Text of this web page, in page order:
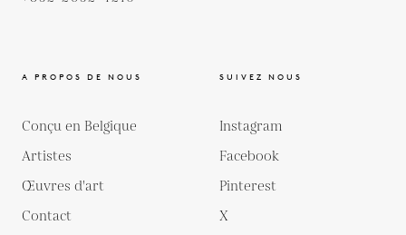
A PROPOS DE NOUS
Conçu en Belgique
Artistes
Œuvres d'art
Contact
SUIVEZ NOUS
Instagram
Facebook
Pinterest
X